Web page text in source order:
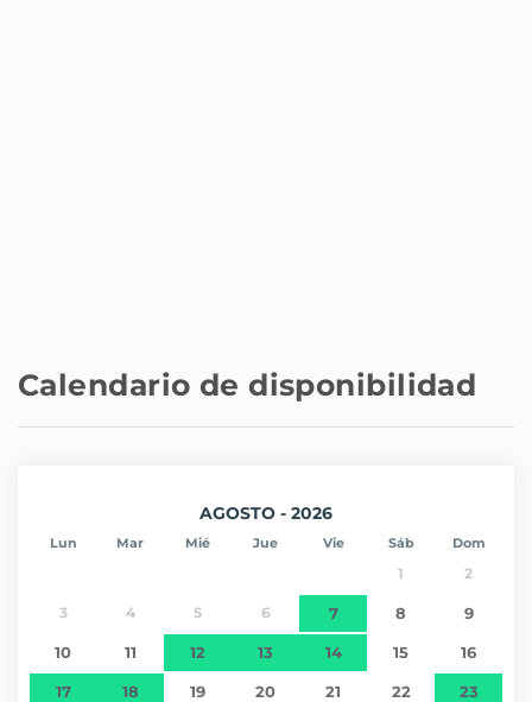
Calendario de disponibilidad
AGOSTO - 2026
Lun Mar Mié Jue Vie Sáb Dom
1 2
3 4 5 6 7 8 9
10 11 12 13 14 15 16
17 18 19 20 21 22 23